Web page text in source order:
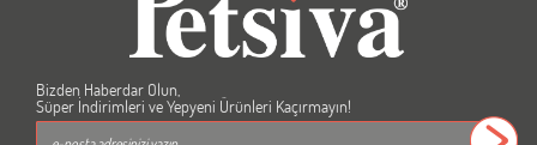
Bizden Haberdar Olun,
Süper İndirimleri ve Yepyeni Ürünleri Kaçırmayın!